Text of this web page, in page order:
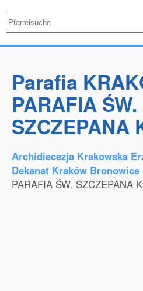
Parafia
PARAFIA ŚW.
SZCZEPANA
Archidiecezja Krakowska
Dekanat Kraków Bronowice
PARAFIA ŚW. SZCZEPANA